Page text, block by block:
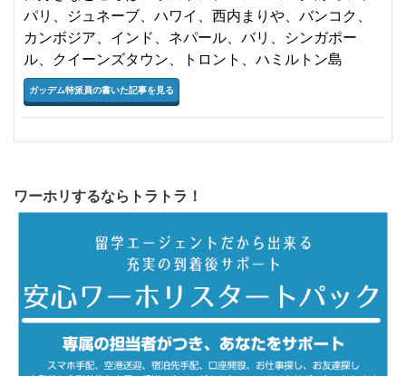
パリ、ジュネーブ、ハワイ、西内まりや、バンコク、
カンボジア、インド、ネパール、バリ、シンガポー
ル、クイーンズタウン、トロント、ハミルトン島
ガッデム特派員の書いた記事を見る
ワーホリするならトラトラ！